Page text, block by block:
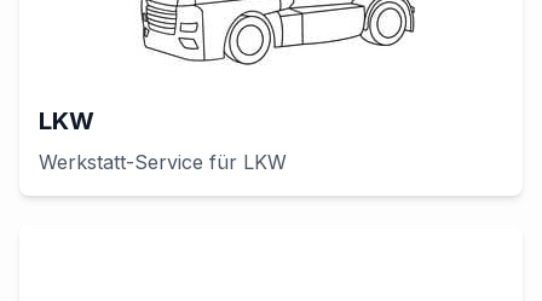
LKW
Werkstatt-Service für LKW